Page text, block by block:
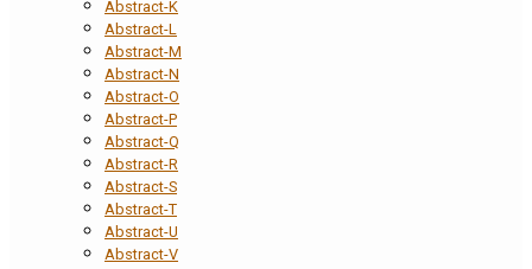
Abstract-K
Abstract-L
Abstract-M
Abstract-N
Abstract-O
Abstract-P
Abstract-Q
Abstract-R
Abstract-S
Abstract-T
Abstract-U
Abstract-V